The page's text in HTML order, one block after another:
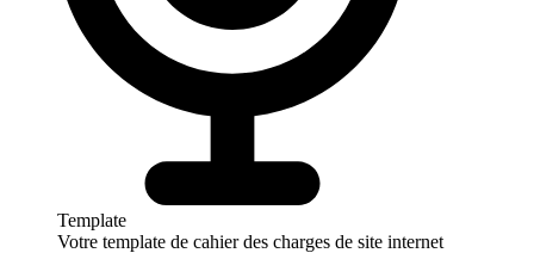
Template
Votre template de cahier des charges de site internet